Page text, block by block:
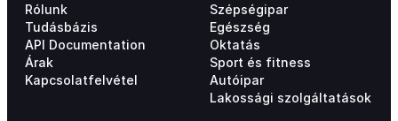
Rólunk
Tudásbázis
API Documentation
Árak
Kapcsolatfelvétel
Szépségipar
Egészség
Oktatás
Sport és fitness
Autóipar
Lakossági szolgáltatások